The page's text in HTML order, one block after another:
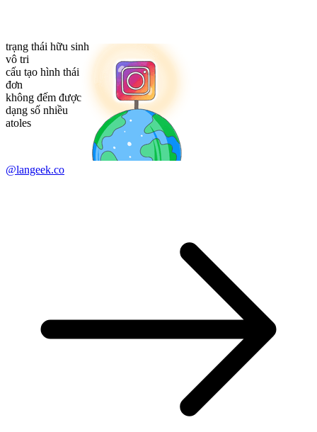
trạng thái hữu sinh
vô tri
cấu tạo hình thái
đơn
không đếm được
dạng số nhiều
atoles
@langeek.co